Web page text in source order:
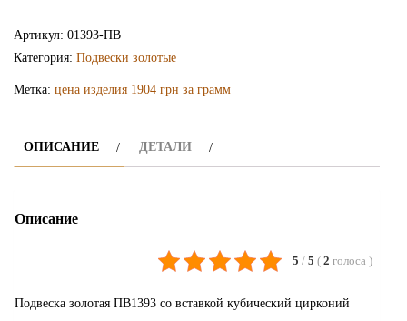
Артикул: 01393-ПВ
Категория: Подвески золотые
Метка: цена изделия 1904 грн за грамм
ОПИСАНИЕ ДЕТАЛИ
Описание
5 / 5 ( 2 голоса )
Подвеска золотая ПВ1393 со вставкой кубический цирконий